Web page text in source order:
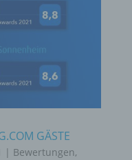
GÄSTE
| Bewertungen,